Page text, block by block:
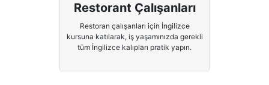
Restorant Çalışanları
Restoran çalışanları için İngilizce
kursuna katılarak, iş yaşamınızda gerekli
tüm İngilizce kalıpları pratik yapın.